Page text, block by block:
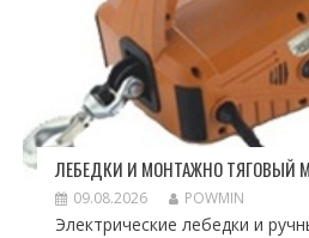
ЛЕБЕДКИ И МОНТАЖНО ТЯГОВЫЙ
09.08.2026 POWMIN
Электрические лебедки и